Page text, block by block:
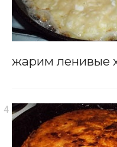
жарим ленивые